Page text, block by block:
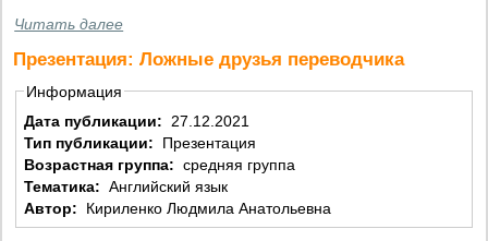
Читать далее
Презентация: Ложные друзья переводчика
Информация
Дата публикации:
27.12.2021
Тип публикации:
Презентация
Возрастная группа: средняя группа
Тематика: Английский язык
Автор:
Кириленко Людмила Анатольевна